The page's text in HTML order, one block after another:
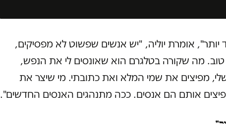
יותר", אומרת יוליה, "יש אנשים שפשוט לא מפסיקים,
מה שקורה בטלגרם הוא שאונסים לי את הנפש,
מפיצים את שמי המלא ואת כתובתי. מי שיצר את
אותם הם אנסים. ככה מתנהגים האנסים החדשים".